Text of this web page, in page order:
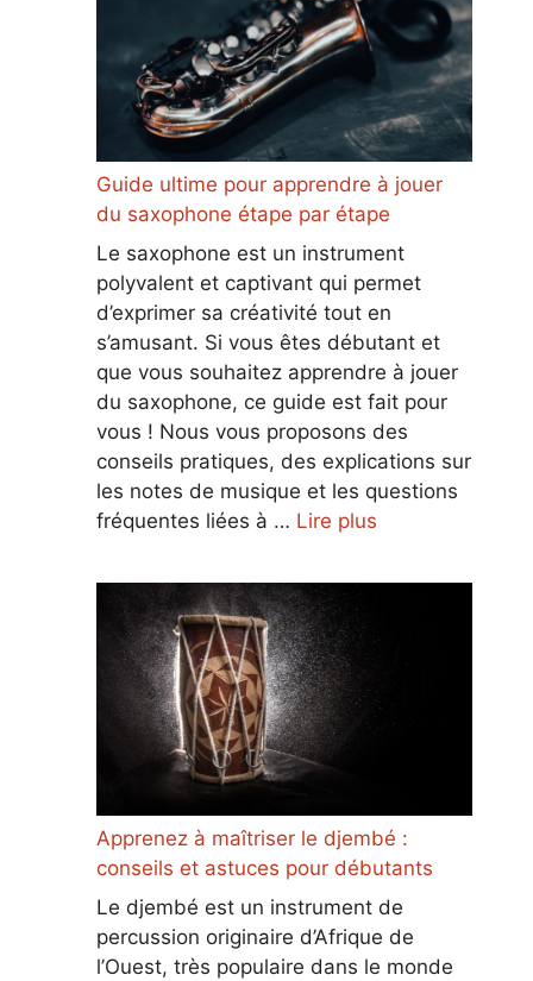
Guide ultime pour apprendre à jouer
du saxophone étape par étape
Le saxophone est un instrument
polyvalent et captivant qui permet
d’exprimer sa créativité tout en
s’amusant. Si vous êtes débutant et
que vous souhaitez apprendre à jouer
du saxophone, ce guide est fait pour
vous ! Nous vous proposons des
conseils pratiques, des explications sur
les notes de musique et les questions
fréquentes liées à … Lire plus
Apprenez à maîtriser le djembé :
conseils et astuces pour débutants
Le djembé est un instrument de
percussion originaire d’Afrique de
l’Ouest, très populaire dans le monde